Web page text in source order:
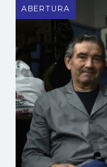
ABERTURA